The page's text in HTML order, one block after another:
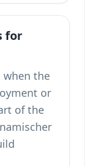
for
when the
or
of the